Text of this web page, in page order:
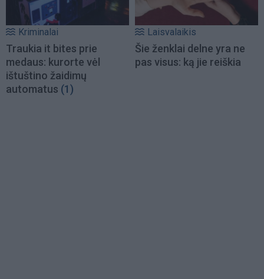
Kriminalai
Traukia it bites prie
medaus: kurorte vėl
ištuštino žaidimų
automatus (1)
Laisvalaikis
Šie ženklai delne yra ne
pas visus: ką jie reiškia